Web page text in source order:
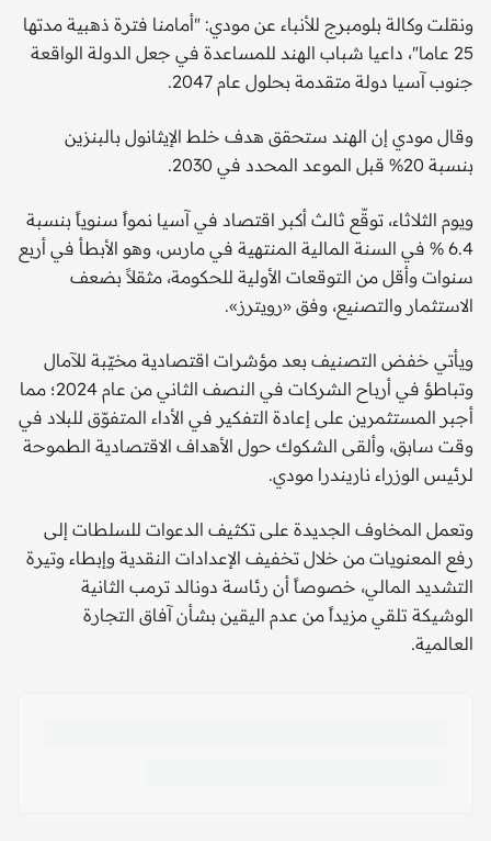
ونقلت وكالة بلومبرج للأنباء عن مودي: "أمامنا فترة ذهبية مدتها
25 عاما"، داعيا شباب الهند للمساعدة في جعل الدولة الواقعة
جنوب آسيا دولة متقدمة بحلول عام 2047.
وقال مودي إن الهند ستحقق هدف خلط الإيثانول بالبنزين
بنسبة 20% قبل الموعد المحدد في 2030.
ويوم الثلاثاء، توقّع ثالث أكبر اقتصاد في آسيا نمواً سنوياً بنسبة
6.4 % في السنة المالية المنتهية في مارس، وهو الأبطأ في أربع
سنوات وأقل من التوقعات الأولية للحكومة، مثقلاً بضعف
الاستثمار والتصنيع، وفق «رويترز».
ويأتي خفض التصنيف بعد مؤشرات اقتصادية مخيّبة للآمال
وتباطؤ في أرباح الشركات في النصف الثاني من عام 2024؛ مما
أجبر المستثمرين على إعادة التفكير في الأداء المتفوّق للبلاد في
وقت سابق، وألقى الشكوك حول الأهداف الاقتصادية الطموحة
لرئيس الوزراء ناريندرا مودي.
وتعمل المخاوف الجديدة على تكثيف الدعوات للسلطات إلى
رفع المعنويات من خلال تخفيف الإعدادات النقدية وإبطاء وتيرة
التشديد المالي، خصوصاً أن رئاسة دونالد ترمب الثانية
الوشيكة تلقي مزيداً من عدم اليقين بشأن آفاق التجارة
العالمية.